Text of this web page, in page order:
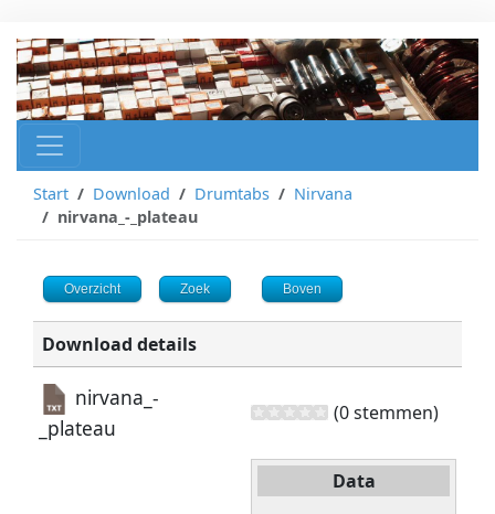
Start Download Drumtabs
Nirvana
nirvana_-_plateau
Overzicht Zoek Boven
Download details
nirvana_-
_plateau
(0 stemmen)
Data